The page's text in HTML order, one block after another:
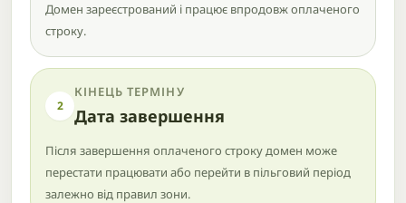
Домен зареєстрований і працює впродовж оплаченого
строку.
2
КІНЕЦЬ ТЕРМІНУ
Дата завершення
Після завершення оплаченого строку домен може
перестати працювати або перейти в пільговий період
залежно від правил зони.